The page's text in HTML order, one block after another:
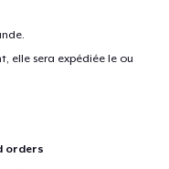
elle sera expédiée le ou
orders